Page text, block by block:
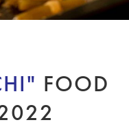
PORTRAIT
STUDIO
DESIGN
FOOD